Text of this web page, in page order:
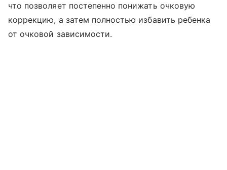
что позволяет постепенно понижать очковую
коррекцию, а затем полностью избавить ребенка
от очковой зависимости.